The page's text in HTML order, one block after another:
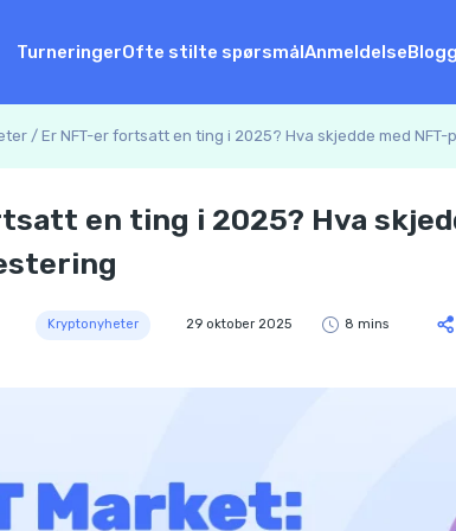
TurneringerOfte stilte spørsmålAnmeldelseBlogg
/ Er NFT-er fortsatt en ting i 2025? Hva skjedde med
en ting i 2025? Hva
Kryptonyheter 29 oktober 2025 8 mins